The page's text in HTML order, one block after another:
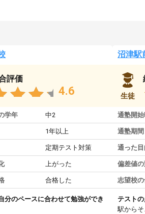
評価
4.6
学年 中2
1年以上
定期テスト対策
上がった
合格した
分のペースに合わせて勉強ができ
沼津駅
生徒
通塾開
通塾期間
通った
偏差値
志望校
テスト
駅からそ